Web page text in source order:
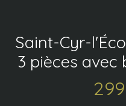
Saint-Cyr-
3 pièces avec